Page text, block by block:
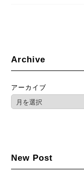
Archive
アーカイブ
New Post